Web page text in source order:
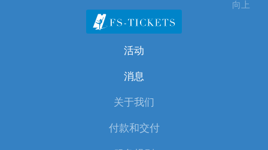
向上
活动
消息
关于我们
付款和交付